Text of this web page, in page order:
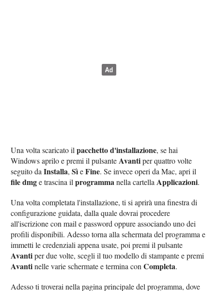
Una volta scaricato ilpacchetto d'installazione, se hai
Windows aprilo e premi il pulsanteAvantiper quattro volte
seguito daInstalla,SìeFine. Se invece operi da Mac, apri il
file dmge trascina ilprogrammanella cartellaApplicazioni.
Una volta completata l'installazione, ti si aprirà una finestra di
configurazione guidata, dalla quale dovrai procedere
all'iscrizione con mail e password oppure associando uno dei
profili disponibili. Adesso torna alla schermata del programma e
immetti le credenziali appena usate, poi premi il pulsante
Avantiper due volte, scegli il tuo modello di stampante e premi
Avantinelle varie schermate e termina conCompleta.
Adesso ti troverai nella pagina principale del programma, dove